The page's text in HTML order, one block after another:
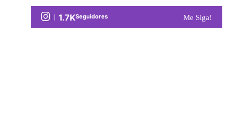
1.7KSeguidores Me Siga!